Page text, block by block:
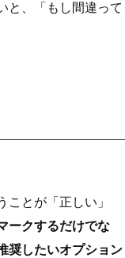
と、「もし間違って
とが「正しい」
ークするだけでな
奨したいオプション